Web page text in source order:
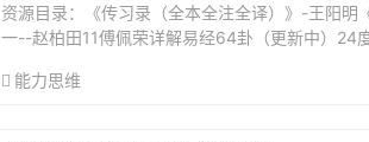
资源目录：《传习录（全本全注全译）》-王阳明
一--赵柏田11傅佩荣详解易经64卦（更新中）24
能力思维